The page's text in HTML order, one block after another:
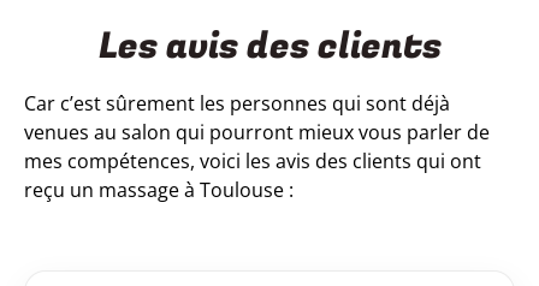
Les avis des clients
Car c’est sûrement les personnes qui sont déjà
venues au salon qui pourront mieux vous parler de
mes compétences, voici les avis des clients qui ont
reçu un massage à Toulouse :